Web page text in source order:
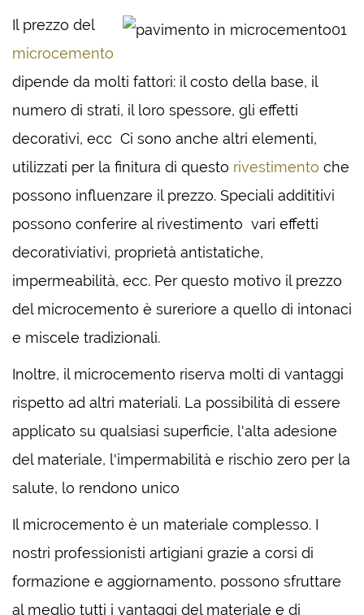
Il prezzo del
microcemento
dipende da molti fattori: il costo della base, il
numero di strati, il loro spessore, gli effetti
decorativi, ecc Ci sono anche altri elementi,
utilizzati per la finitura di questo rivestimento che
possono influenzare il prezzo. Speciali addititivi
possono conferire al rivestimento vari effetti
decorativiativi, proprietà antistatiche,
impermeabilità, ecc. Per questo motivo il prezzo
del microcemento è sureriore a quello di intonaci
e miscele tradizionali.
Inoltre, il microcemento riserva molti di vantaggi
rispetto ad altri materiali. La possibilità di essere
applicato su qualsiasi superficie, l'alta adesione
del materiale, l'impermabilità e rischio zero per la
salute, lo rendono unico
Il microcemento è un materiale complesso. I
nostri professionisti artigiani grazie a corsi di
formazione e aggiornamento, possono sfruttare
al meglio tutti i vantaggi del materiale e di